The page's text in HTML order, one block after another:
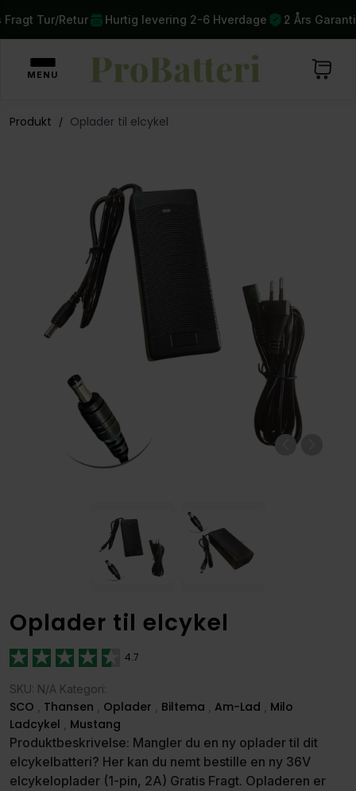
Gratis Fragt Tur/Retur Hurtig levering 2-6 Hverdage 2
MENU
Produkt / Oplader til elcykel
Oplader til elcykel
4.7
SKU: N/A Kategori:
SCO Thansen Oplader Biltema Am-Lad
Milo
Ladcykel
Mustang
Produktbeskrivelse: Mangler du en ny oplader til dit
elcykelbatteri? Her kan du nemt bestille en ny 36V
elcykeloplader (1-pin, 2A) Gratis Fragt. Opladeren er